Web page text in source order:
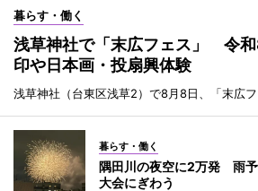
暮らす・働く
浅草神社で「末広フェス」 令
印や日本画・投扇興体験
浅草神社（台東区浅草2）で8月8日、「末広フ
暮らす・働く
隅田川の夜空に2万発 雨
大会にぎわう